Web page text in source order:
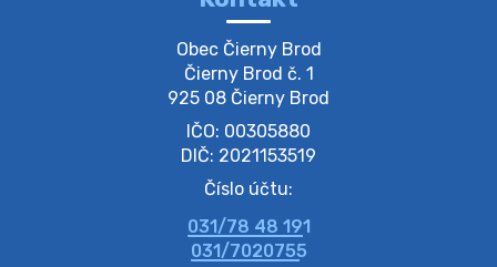
Zber separovaného odpadu plastu-
Szeparált műanya…
Oznamujeme obyvateľom, že v stredu 05. augusta
prebehne zber separovaného odpadu plastu. Prosíme
obyvateľov, aby vrecia s odpadom vyložili pred dom už
večer vopred, nakoľko firma F…
4. augusta 2026 09:51
Oznámenie o plánovanom prerušení dodávky
Obec Čierny Brod
Čierny Brod č. 1
925 08 Čierny Brod
IČO: 00305880
DIČ: 2021153519
Číslo účtu:
031/78 48 191
031/7020755